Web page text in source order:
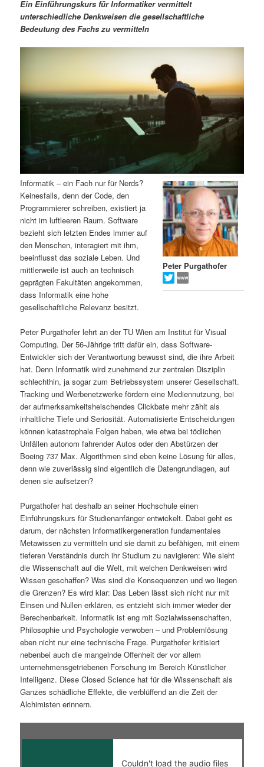
ä
r
n
n
l
t
s
p
r
i
n
g
e
n
n
d
r
n
h
a
l
t
s
p
r
i
n
g
e
n
n
a
v
i
o
Ein Einführungskurs für Informatiker vermittelt
unterschiedliche Denkweisen die gesellschaftliche
Bedeutung des Fachs zu vermitteln
Peter Purgathofer
Informatik – ein Fach nur für Nerds?
Keinesfalls, denn der Code, den
Programmierer schreiben, existiert ja
nicht im luftleeren Raum. Software
bezieht sich letzten Endes immer auf
den Menschen, interagiert mit ihm,
beeinflusst das soziale Leben. Und
mittlerweile ist auch an technisch
geprägten Fakultäten angekommen,
dass Informatik eine hohe
gesellschaftliche Relevanz besitzt.
Peter Purgathofer lehrt an der TU Wien am Institut für Visual
Computing. Der 56-Jährige tritt dafür ein, dass Software-
Entwickler sich der Verantwortung bewusst sind, die ihre Arbeit
hat. Denn Informatik wird zunehmend zur zentralen Disziplin
schlechthin, ja sogar zum Betriebssystem unserer Gesellschaft.
Tracking und Werbenetzwerke fördern eine Mediennutzung, bei
der aufmerksamkeitsheischendes Clickbate mehr zählt als
inhaltliche Tiefe und Seriosität. Automatisierte Entscheidungen
können katastrophale Folgen haben, wie etwa bei tödlichen
Unfällen autonom fahrender Autos oder den Abstürzen der
Boeing 737 Max. Algorithmen sind eben keine Lösung für alles,
denn wie zuverlässig sind eigentlich die Datengrundlagen, auf
denen sie aufsetzen?
Purgathofer hat deshalb an seiner Hochschule einen
Einführungskurs für Studienanfänger entwickelt. Dabei geht es
darum, der nächsten Informatikergeneration fundamentales
Metawissen zu vermitteln und sie damit zu befähigen, mit einem
tieferen Verständnis durch ihr Studium zu navigieren: Wie sieht
die Wissenschaft auf die Welt, mit welchen Denkweisen wird
Wissen geschaffen? Was sind die Konsequenzen und wo liegen
die Grenzen? Es wird klar: Das Leben lässt sich nicht nur mit
Einsen und Nullen erklären, es entzieht sich immer wieder der
Berechenbarkeit. Informatik ist eng mit Sozialwissenschaften,
Philosophie und Psychologie verwoben – und Problemlösung
eben nicht nur eine technische Frage. Purgathofer kritisiert
nebenbei auch die mangelnde Offenheit der vor allem
unternehmensgetriebenen Forschung im Bereich Künstlicher
Intelligenz. Diese Closed Science hat für die Wissenschaft als
Ganzes schädliche Effekte, die verblüffend an die Zeit der
Alchimisten erinnern.